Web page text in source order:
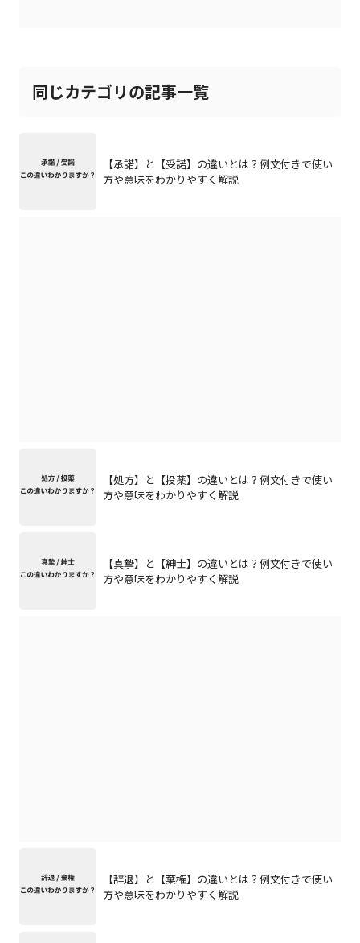
同じカテゴリの記事一覧
【承諾】と【受諾】の違いとは？例文付きで使い
方や意味をわかりやすく解説
【処方】と【投薬】の違いとは？例文付きで使い
方や意味をわかりやすく解説
【真摯】と【紳士】の違いとは？例文付きで使い
方や意味をわかりやすく解説
【辞退】と【棄権】の違いとは？例文付きで使い
方や意味をわかりやすく解説